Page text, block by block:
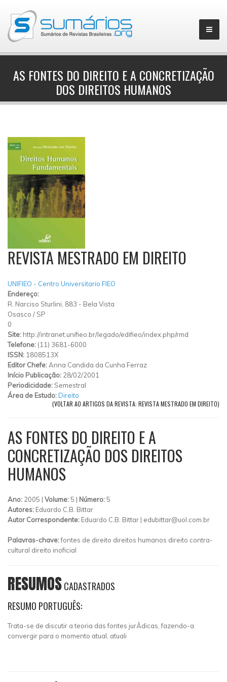
AS FONTES DO DIREITO E A CONCRETIZAÇÃO
DOS DIREITOS HUMANOS
REVISTA MESTRADO EM DIREITO
UNIFIEO - Centro Universitario FIEO
Endereço:
R. Narciso Sturlini, 883 - Bela Vista
Osasco / SP
0
Site: http://intranet.unifieo.br/legado/edifieo/index.php/rmd
Telefone: (11) 3681-6000
ISSN: 1808513X
Editor Chefe:Anna Candida da Cunha Ferraz
Início Publicação: 28/02/2001
Periodicidade: Semestral
Área de Estudo:Direito
(VOLTAR AO ARTIGOS DA REVISTA: REVISTA MESTRADO EM DIREITO)
AS FONTES DO DIREITO E A
CONCRETIZAÇÃO DOS DIREITOS
HUMANOS
Ano: 2005 | Volume:5 | Número:5
Autores: Eduardo C.B. Bittar
Autor Correspondente: Eduardo C.B. Bittar | edubittar@uol.com.br
Palavras-chave:fontes de direito direitos humanos direito contra-
cultural direito inoficial
RESUMOSCADASTRADOS
RESUMO PORTUGUÊS:
Trata-se de discutir a teoria das fontes jurÃ­dicas, fazendo-a
convergir para o momento atual, atuali